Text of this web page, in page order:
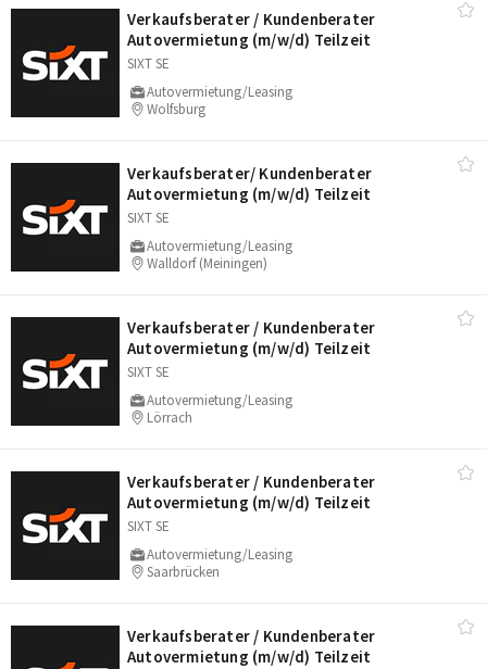
Verkaufsberater /​ Kundenberater
Autovermietung (m/​w/​d) Teilzeit
SIXT SE
Autovermietung/Leasing
Wolfsburg
Verkaufsberater/​ Kundenberater
Autovermietung (m/​w/​d) Teilzeit
SIXT SE
Autovermietung/Leasing
Walldorf (Meiningen)
Verkaufsberater /​ Kundenberater
Autovermietung (m/​w/​d) Teilzeit
SIXT SE
Autovermietung/Leasing
Lörrach
Verkaufsberater /​ Kundenberater
Autovermietung (m/​w/​d) Teilzeit
SIXT SE
Autovermietung/Leasing
Saarbrücken
Verkaufsberater /​ Kundenberater
Autovermietung (m/​w/​d) Teilzeit